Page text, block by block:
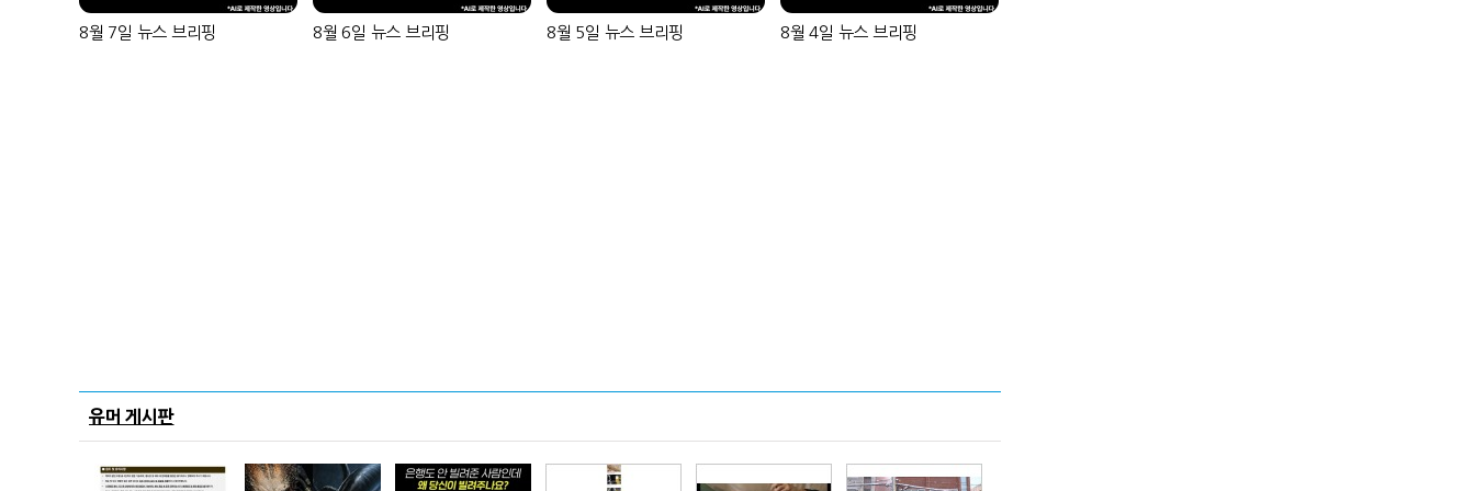
8월 7일 뉴스 브리핑 8월 6일 뉴스 브리핑 8월 5일 뉴스 브리핑 8월 4일 뉴스 브리핑
유머 게시판